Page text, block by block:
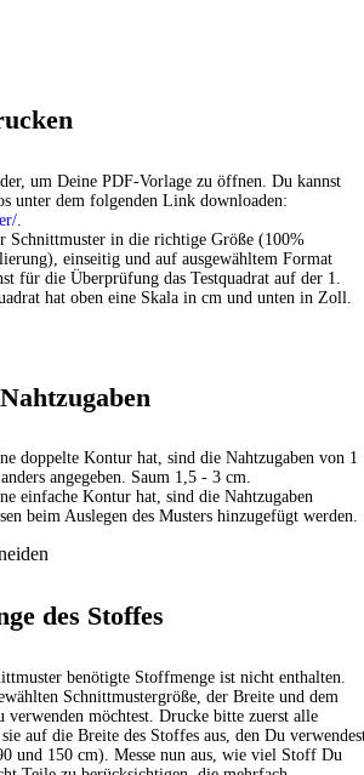
um Deine PDF-Vorlage zu öffnen. Du kannst
unter dem folgenden Link downloaden:
Schnittmuster in die richtige Größe (100%
einseitig und auf ausgewähltem Format
für die Überprüfung das Testquadrat auf der 1.
hat oben eine Skala in cm und unten in Zoll.
doppelte Kontur hat, sind die Nahtzugaben von 1
angegeben. Saum 1,5 - 3 cm.
einfache Kontur hat, sind die Nahtzugaben
beim Auslegen des Musters hinzugefügt werden.
des Stoffes
benötigte Stoffmenge ist nicht enthalten.
Schnittmustergröße, der Breite und dem
verwenden möchtest. Drucke bitte zuerst alle
auf die Breite des Stoffes aus, den Du
und 150 cm). Messe nun aus, wie viel Stoff Du